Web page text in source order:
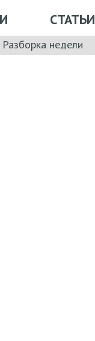
СТАТЬИ
Разборка недели